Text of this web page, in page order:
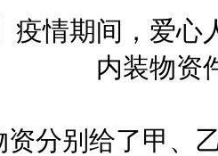
情期间，爱心
内装物资
别给了甲、乙